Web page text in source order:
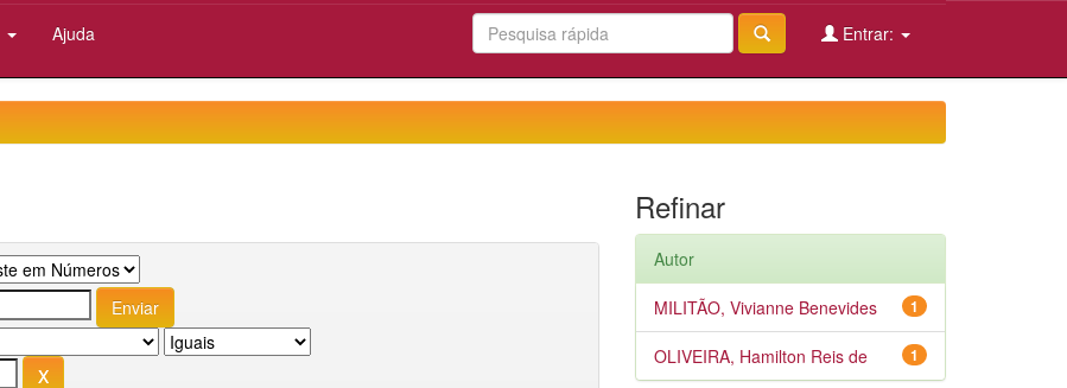
Ajuda Entrar:
Refinar
Autor
1
MILITÃO, Vivianne Benevides
1
OLIVEIRA, Hamilton Reis de